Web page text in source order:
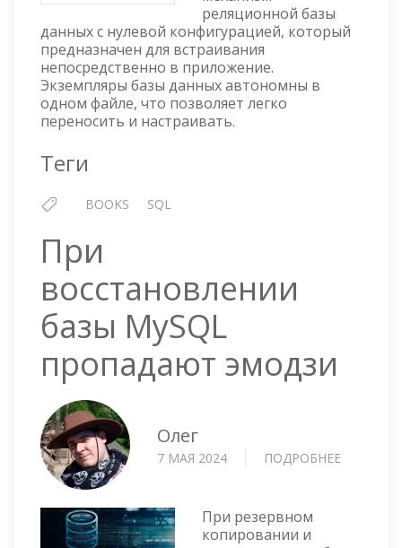
реляционной базы
данных с нулевой конфигурацией, который
предназначен для встраивания
непосредственно в приложение.
Экземпляры базы данных автономны в
одном файле, что позволяет легко
переносить и настраивать.
Теги
BOOKS SQL
При
восстановлении
базы MySQL
пропадают эмодзи
Олег
7 МАЯ 2024 ПОДРОБНЕЕ
При резервном
копировании и